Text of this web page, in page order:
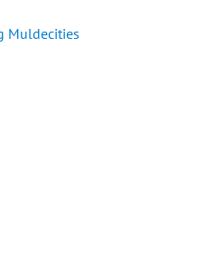
Muldecities